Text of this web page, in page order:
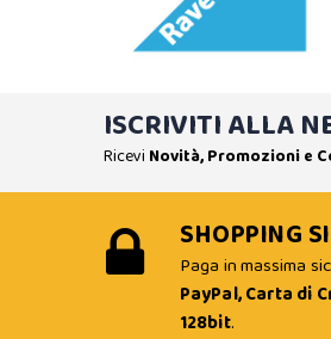
ISCRIVITI ALLA
Ricevi Novità, Promozioni e
SHOPPING
Paga in massima
PayPal, Carta di
128bit.